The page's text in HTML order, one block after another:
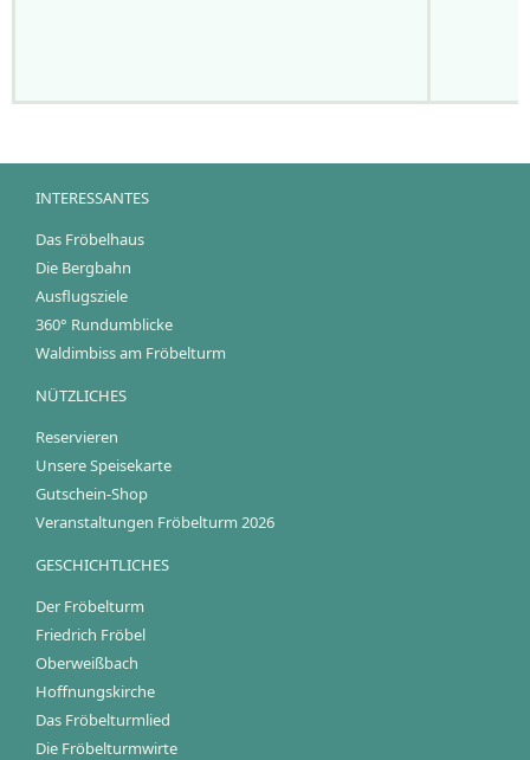
INTERESSANTES
Das Fröbelhaus
Die Bergbahn
Ausflugsziele
360° Rundumblicke
Waldimbiss am Fröbelturm
NÜTZLICHES
Reservieren
Unsere Speisekarte
Gutschein-Shop
Veranstaltungen Fröbelturm 2026
GESCHICHTLICHES
Der Fröbelturm
Friedrich Fröbel
Oberweißbach
Hoffnungskirche
Das Fröbelturmlied
Die Fröbelturmwirte